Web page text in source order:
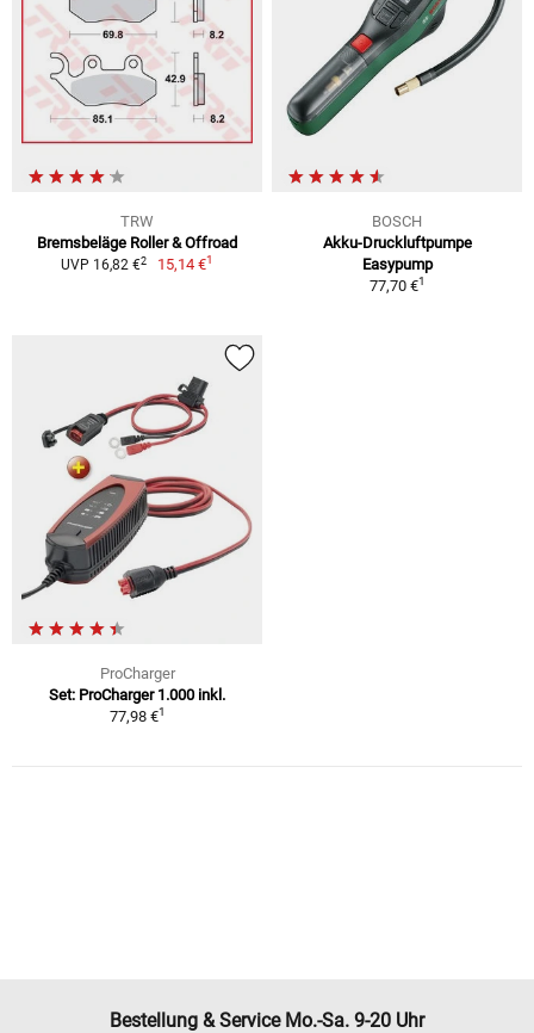
TRW
Bremsbeläge Roller & Offroad
UVP 16,82 €2 15,14 €1
BOSCH
Akku-Druckluftpumpe
Easypump
77,70 €1
ProCharger
Set: ProCharger 1.000 inkl.
77,98 €1
Bestellung & Service Mo.-Sa. 9-20 Uhr